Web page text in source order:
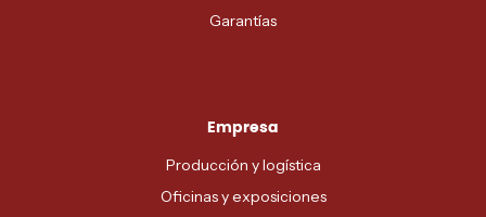
Garantías
Empresa
Producción y logística
Oficinas y exposiciones